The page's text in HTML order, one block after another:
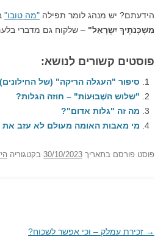
הידעתם? יש מנהג לומר תפילה "מה טובו"
מִשְׁכְּנֹתֶיךָ יִשְׂרָאֵל" – שלקוח גם מדברי
פוסטים קשורים לנושא:
סיפור "העגלה הריקה" (של החילונים)
"שלוש השְׁבוּעוֹת" – חוזה הגלות?
מה זה "גלות אדום"?
מי מאבות האומה מעולם לא עזב
פוסט פורסם בתאריך 30/10/2023 בקטגוריה
ניווט
→ זכירת עמלק – וכי אפשר לשכוח?